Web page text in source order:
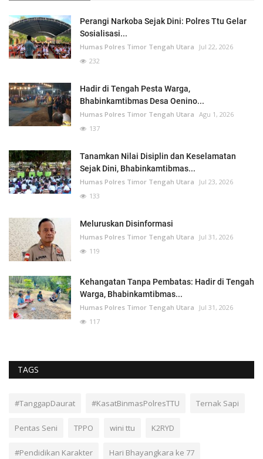
Perangi Narkoba Sejak Dini: Polres Ttu Gelar
Sosialisasi...
Humas Polres Timor Tengah Utara
Jul 22, 2026
232
Hadir di Tengah Pesta Warga,
Bhabinkamtibmas Desa Oenino...
Humas Polres Timor Tengah Utara Agu 1, 2026
137
Tanamkan Nilai Disiplin dan Keselamatan
Sejak Dini, Bhabinkamtibmas...
Humas Polres Timor Tengah Utara
Jul 23, 2026
133
Meluruskan Disinformasi
Humas Polres Timor Tengah Utara
Jul 31, 2026
119
Kehangatan Tanpa Pembatas: Hadir di Tengah
Warga, Bhabinkamtibmas...
Humas Polres Timor Tengah Utara
Jul 31, 2026
117
TAGS
#TanggapDaurat #KasatBinmasPolresTTU Ternak Sapi
Pentas Seni TPPO wini ttu K2RYD
#Pendidikan Karakter Hari Bhayangkara ke 77